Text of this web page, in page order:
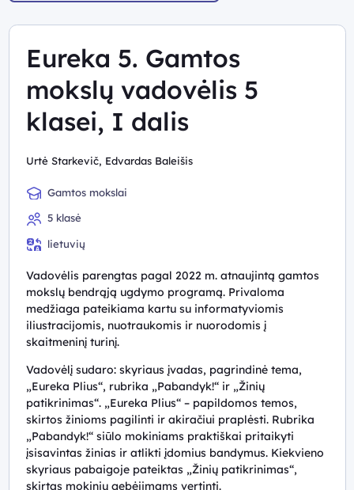
Eureka 5. Gamtos
mokslų vadovėlis 5
klasei, I dalis
Urtė Starkevič, Edvardas Baleišis
Gamtos mokslai
5 klasė
lietuvių
Vadovėlis parengtas pagal 2022 m. atnaujintą gamtos
mokslų bendrąją ugdymo programą. Privaloma
medžiaga pateikiama kartu su informatyviomis
iliustracijomis, nuotraukomis ir nuorodomis į
skaitmeninį turinį.
Vadovėlį sudaro: skyriaus įvadas, pagrindinė tema,
„Eureka Plius“, rubrika „Pabandyk!“ ir „Žinių
patikrinimas“. „Eureka Plius“ – papildomos temos,
skirtos žinioms pagilinti ir akiračiui praplėsti. Rubrika
„Pabandyk!“ siūlo mokiniams praktiškai pritaikyti
įsisavintas žinias ir atlikti įdomius bandymus. Kiekvieno
skyriaus pabaigoje pateiktas „Žinių patikrinimas“,
skirtas mokinių gebėjimams vertinti.